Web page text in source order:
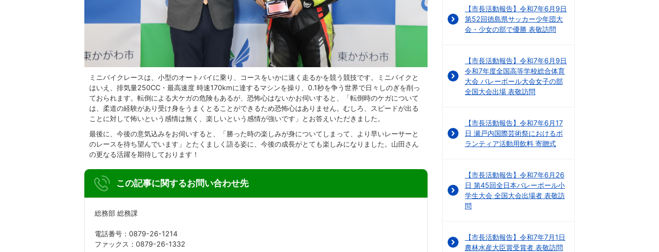
ミニバイクレースは、小型のオートバイに乗り、コースをいかに速く走るかを競う競技です。ミニバイクと
はいえ、排気量250CC・最高速度 時速170kmに達するマシンを操り、0.1秒を争う世界で日々しのぎを削っ
ておられます。転倒による大ケガの危険もあるが、恐怖心はないかお伺いすると、「転倒時のケガについて
は、柔道の経験があり受け身をうまくとることができるため恐怖心はありません。むしろ、スピードが出る
ことに対して怖いという感情は無く、楽しいという感情が強いです」とお答えいただきました。
最後に、今後の意気込みをお伺いすると、「勝った時の楽しみが身についてしまって、より早いレーサーと
のレースを待ち望んでいます」とたくましく語る姿に、今後の成長がとても楽しみになりました。山田さん
の更なる活躍を期待しております！
この記事に関するお問い合わせ先
総務部 総務課
電話番号：0879-26-1214
ファックス：0879-26-1332
【市長活動報告】令和7年6月9日
第52回徳島県サッカー少年団大
会・少女の部で優勝 表敬訪問
【市長活動報告】令和7年6月9日
令和7年度全国高等学校総合体育
大会 バレーボール大会女子の部
全国大会出場 表敬訪問
【市長活動報告】令和7年6月17
日 瀬戸内国際芸術祭におけるボ
ランティア活動用飲料 寄贈式
【市長活動報告】令和7年6月26
日 第45回全日本バレーボール小
学生大会 全国大会出場者 表敬訪
問
【市長活動報告】令和7年7月1日
農林水産大臣賞受賞者 表敬訪問